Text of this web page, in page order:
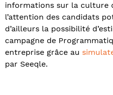
informations sur la culture
l’attention des candidats
d’ailleurs la possibilité
campagne de
entreprise grâce au
par Seeqle.